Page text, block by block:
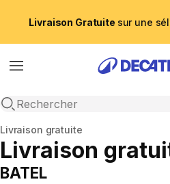
Livraison Gratuite sur une
Menu
Recherche ouverte
Accueil
Livraison gratuite
Livraison
BATEL